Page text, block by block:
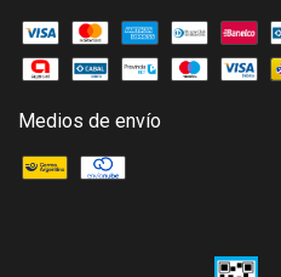
Medios de envío